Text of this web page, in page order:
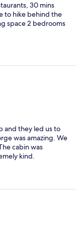
30 mins
to hike behind the
space 2 bedrooms
and they led us to
was amazing. We
cabin was
kind.